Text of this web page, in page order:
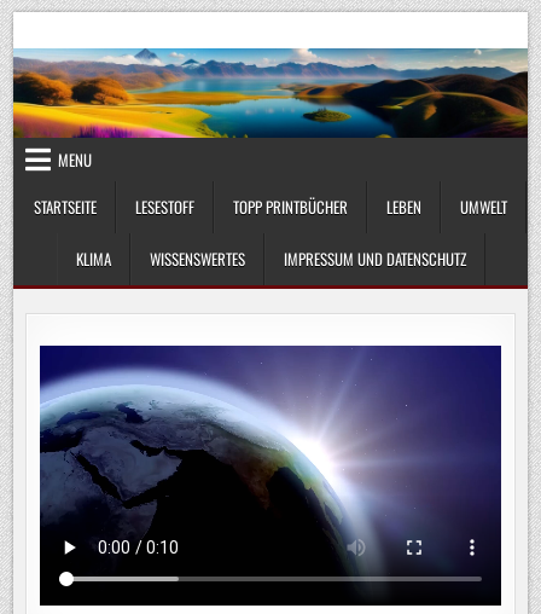
Skip
to
content
UmweltKlima.com
MENU
STARTSEITE
LESESTOFF TOPP PRINTBÜCHER LEBEN UMWELT
KLIMA WISSENSWERTES IMPRESSUM UND DATENSCHUTZ